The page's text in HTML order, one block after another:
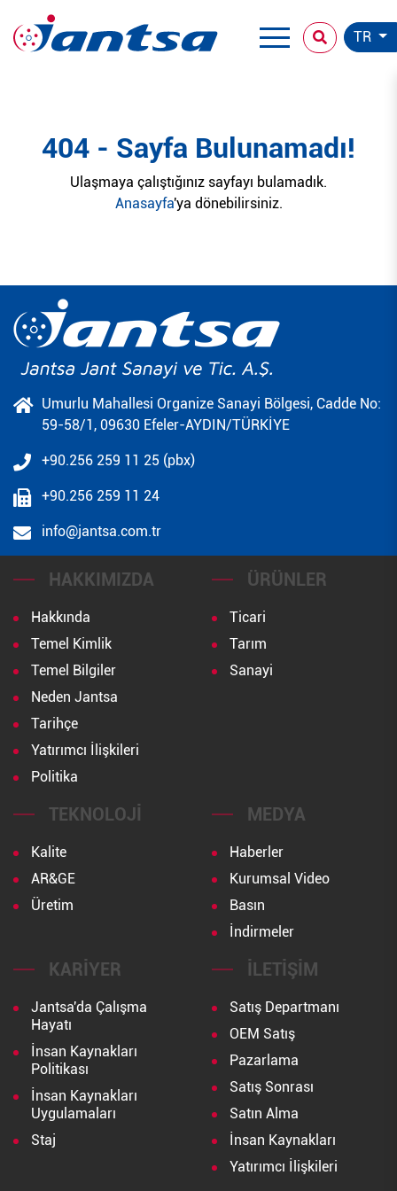
TR
404 - Sayfa Bulunamadı!
Ulaşmaya çalıştığınız sayfayı bulamadık.
Anasayfa'ya dönebilirsiniz.
Umurlu Mahallesi Organize Sanayi Bölgesi, Cadde No:
59-58/1, 09630 Efeler-AYDIN/TÜRKİYE
+90.256 259 11 25 (pbx)
+90.256 259 11 24
info@jantsa.com.tr
HAKKIMIZDA
Hakkında
Temel Kimlik
Temel Bilgiler
Neden Jantsa
Tarihçe
Yatırımcı İlişkileri
Politika
ÜRÜNLER
Ticari
Tarım
Sanayi
TEKNOLOJI
Kalite
AR&GE
Üretim
MEDYA
Haberler
Kurumsal Video
Basın
İndirmeler
KARIYER
Jantsa'da Çalışma
Hayatı
İnsan Kaynakları
Politikası
İnsan Kaynakları
Uygulamaları
Staj
İLETIŞIM
Satış Departmanı
OEM Satış
Pazarlama
Satış Sonrası
Satın Alma
İnsan Kaynakları
Yatırımcı İlişkileri